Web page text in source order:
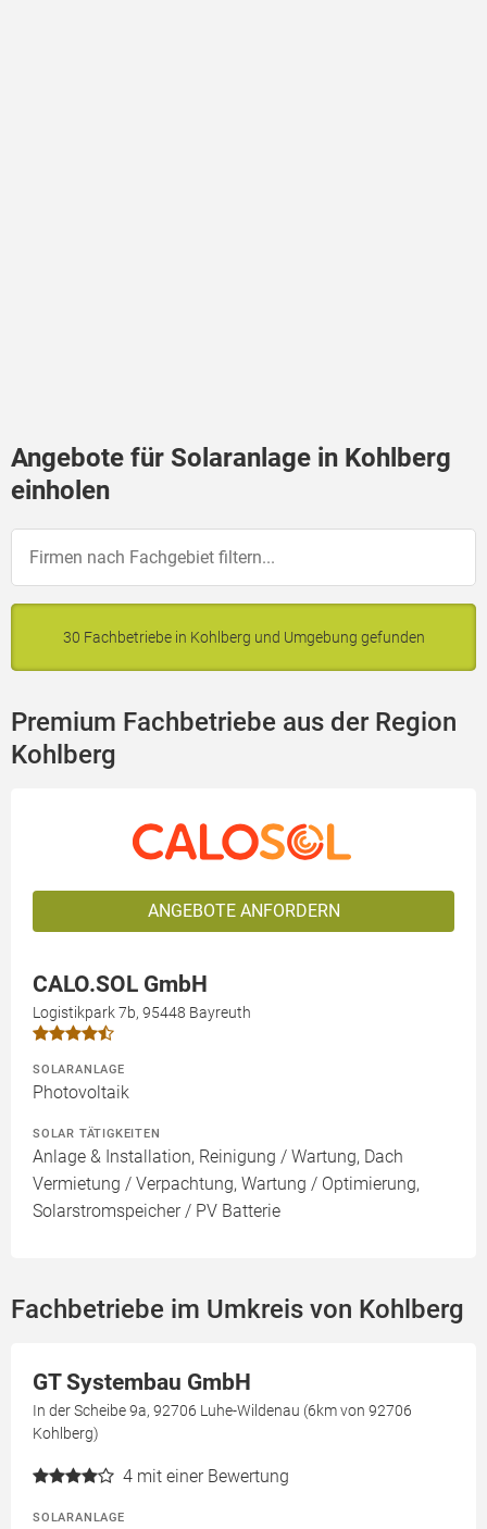
Angebote für Solaranlage in Kohlberg
einholen
30 Fachbetriebe in Kohlberg und Umgebung gefunden
Premium Fachbetriebe aus der Region
Kohlberg
ANGEBOTE ANFORDERN
CALO.SOL GmbH
Logistikpark 7b, 95448 Bayreuth
SOLARANLAGE
Photovoltaik
SOLAR TÄTIGKEITEN
Anlage & Installation, Reinigung / Wartung, Dach
Vermietung / Verpachtung, Wartung / Optimierung,
Solarstromspeicher / PV Batterie
Fachbetriebe im Umkreis von Kohlberg
GT Systembau GmbH
In der Scheibe 9a, 92706 Luhe-Wildenau (6km von 92706
Kohlberg)
4 mit einer Bewertung
SOLARANLAGE